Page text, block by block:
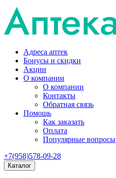
Адреса аптек
Бонусы и скидки
Акции
О компании
О компании
Контакты
Обратная связь
Помощь
Как заказать
Оплата
Популярные вопросы
+7(958)578-09-28
Каталог